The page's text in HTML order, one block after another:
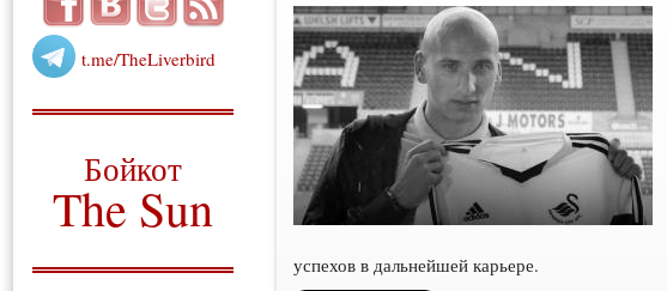
t.me/TheLiverbird
Бойкот
The Sun
успехов в дальнейшей карьере.